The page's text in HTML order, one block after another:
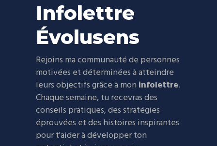
Infolettre
Évolusens
Rejoins ma communauté de personnes
motivées et déterminées à atteindre
leurs objectifs grâce à mon infolettre.
Chaque semaine, tu recevras des
conseils pratiques, des stratégies
éprouvées et des histoires inspirantes
pour t'aider à développer ton